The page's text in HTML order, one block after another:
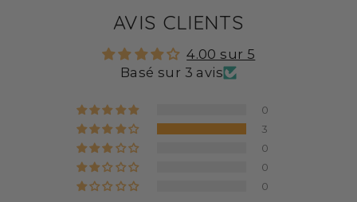
AVIS CLIENTS
4.00 sur 5
Basé sur 3 avis
0
3
0
0
0